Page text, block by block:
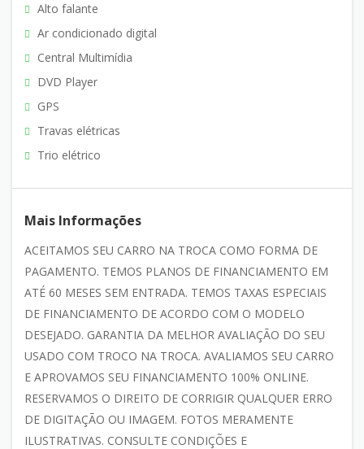
Alto falante
Ar condicionado digital
Central Multimídia
DVD Player
GPS
Travas elétricas
Trio elétrico
Mais Informações
ACEITAMOS SEU CARRO NA TROCA COMO FORMA DE
PAGAMENTO. TEMOS PLANOS DE FINANCIAMENTO EM
ATÉ 60 MESES SEM ENTRADA. TEMOS TAXAS ESPECIAIS
DE FINANCIAMENTO DE ACORDO COM O MODELO
DESEJADO. GARANTIA DA MELHOR AVALIAÇÃO DO SEU
USADO COM TROCO NA TROCA. AVALIAMOS SEU CARRO
E APROVAMOS SEU FINANCIAMENTO 100% ONLINE.
RESERVAMOS O DIREITO DE CORRIGIR QUALQUER ERRO
DE DIGITAÇÃO OU IMAGEM. FOTOS MERAMENTE
ILUSTRATIVAS. CONSULTE CONDIÇÕES E